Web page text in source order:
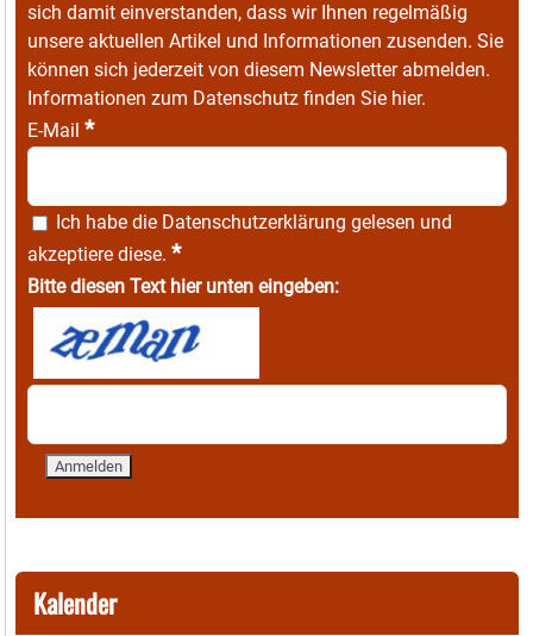
sich damit einverstanden, dass wir Ihnen regelmäßig
unsere aktuellen Artikel und Informationen zusenden. Sie
können sich jederzeit von diesem Newsletter abmelden.
Informationen zum Datenschutz finden Sie hier.
E-Mail *
Ich habe die Datenschutzerklärung gelesen und
akzeptiere diese. *
Bitte diesen Text hier unten eingeben:
Kalender